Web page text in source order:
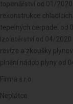
topenářství od 01/
rekonstrukce
tepelných čerpadel od
Izolatérství od 04/2020
revize a zkoušky
plnění nádob plyny od
Firma s.r.o.
Neplátce